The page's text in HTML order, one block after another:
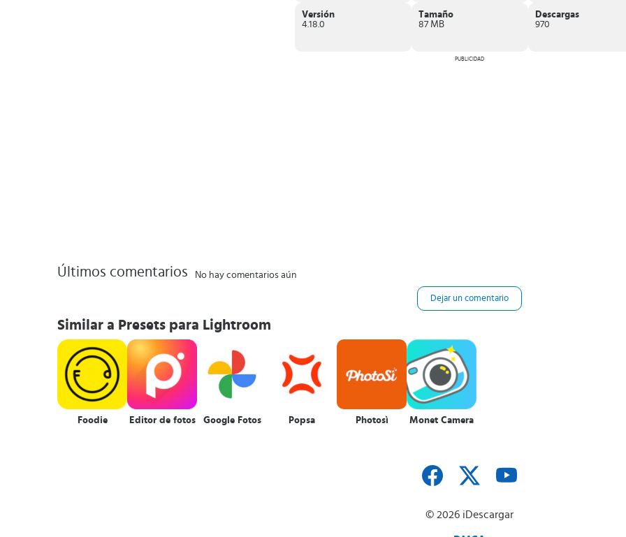
Versión
4.18.0
Tamaño
87 MB
Descargas
970
PUBLICIDAD
Últimos comentarios No hay comentarios aún
Dejar un comentario
Similar a Presets para Lightroom
Foodie Editor de fotos Google Fotos Popsa Photosì Monet Camera
© 2026 iDescargar